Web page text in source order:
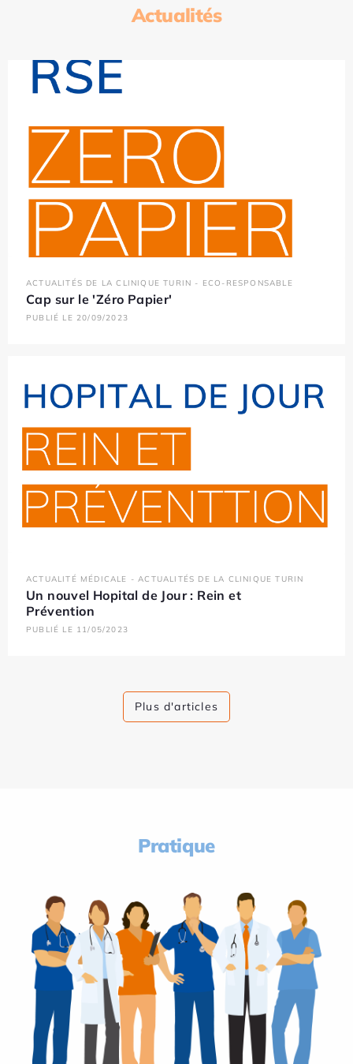
Actualités
ACTUALITÉS DE LA CLINIQUE TURIN - ECO-RESPONSABLE
Cap sur le 'Zéro Papier'
PUBLIÉ LE 20/09/2023
ACTUALITÉ MÉDICALE - ACTUALITÉS DE LA CLINIQUE TURIN
Un nouvel Hopital de Jour : Rein et
Prévention
PUBLIÉ LE 11/05/2023
Plus d'articles
Pratique